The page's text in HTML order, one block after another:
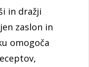
in dražji
zaslon in
omogoča